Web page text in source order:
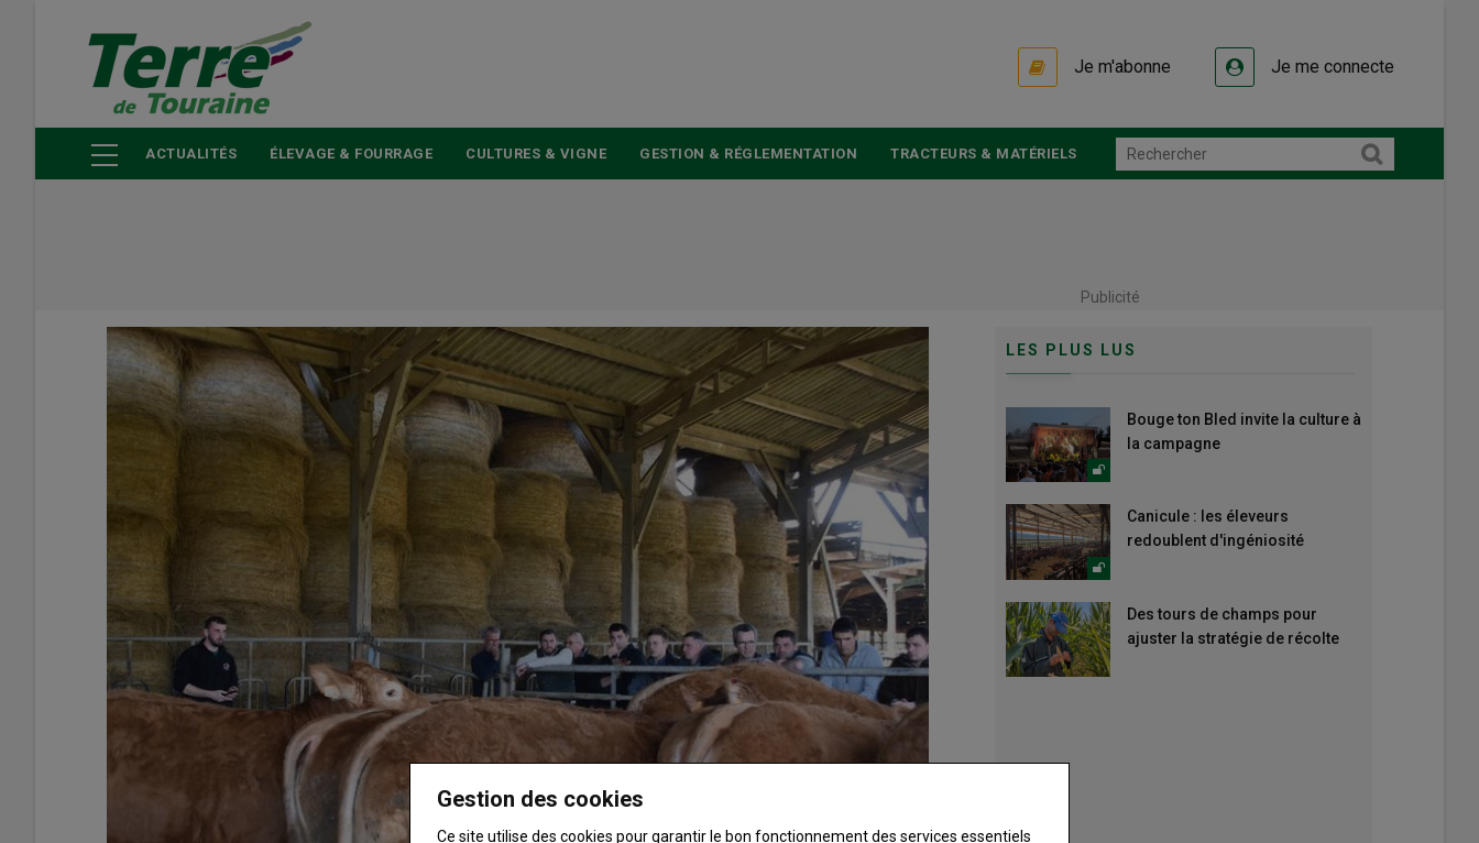
principal
Je m'abonne Je me connecte
ACTUALITÉS ÉLEVAGE & FOURRAGE CULTURES & VIGNE GESTION & RÉGLEMENTATION TRACTEURS & MATÉRIELS
Publicité
LES PLUS LUS
Bouge ton Bled invite la culture à
la campagne
Canicule : les éleveurs
redoublent d'ingéniosité
Des tours de champs pour
ajuster la stratégie de récolte
Gestion des cookies
Ce site utilise des cookies pour garantir le bon fonctionnement des services essentiels